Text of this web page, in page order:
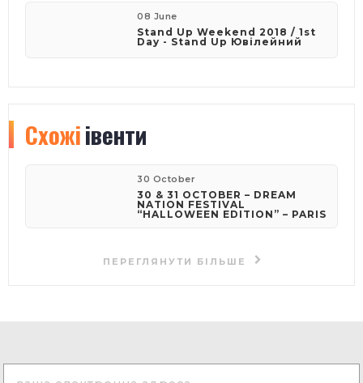
08 June
Stand Up Weekend 2018 / 1st
Day - Stand Up Ювілейний
Схожіівенти
30 October
30 & 31 OCTOBER – DREAM
NATION FESTIVAL
“HALLOWEEN EDITION” – PARIS
ПЕРЕГЛЯНУТИ БІЛЬШЕ